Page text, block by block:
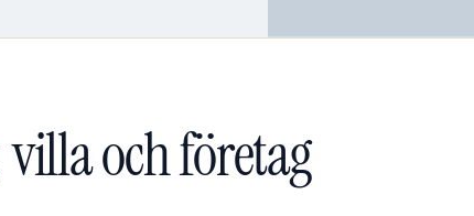
villa och företag